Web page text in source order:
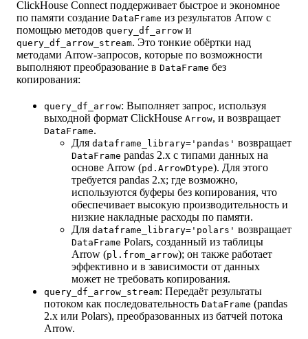
ClickHouse Connect поддерживает быстрое и экономное
по памяти создание DataFrame из результатов Arrow с
помощью методов query_df_arrow и
query_df_arrow_stream. Это тонкие обёртки над
методами Arrow-запросов, которые по возможности
выполняют преобразование в DataFrame без
копирования:
query_df_arrow: Выполняет запрос, используя
выходной формат ClickHouse Arrow, и возвращает
DataFrame.
Для dataframe_library='pandas' возвращает
DataFrame pandas 2.x с типами данных на
основе Arrow (pd.ArrowDtype). Для этого
требуется pandas 2.x; где возможно,
используются буферы без копирования, что
обеспечивает высокую производительность и
низкие накладные расходы по памяти.
Для dataframe_library='polars' возвращает
DataFrame Polars, созданный из таблицы
Arrow (pl.from_arrow); он также работает
эффективно и в зависимости от данных
может не требовать копирования.
query_df_arrow_stream: Передаёт результаты
потоком как последовательность DataFrame (pandas
2.x или Polars), преобразованных из батчей потока
Arrow.